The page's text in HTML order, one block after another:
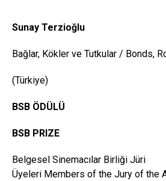
Sunay Terzioğlu
Bağlar, Kökler ve Tutkular / Bonds,
(Türkiye)
BSB ÖDÜLÜ
BSB PRIZE
Belgesel Sinemacılar Birliği Jüri
Üyeleri Members of the Jury of the